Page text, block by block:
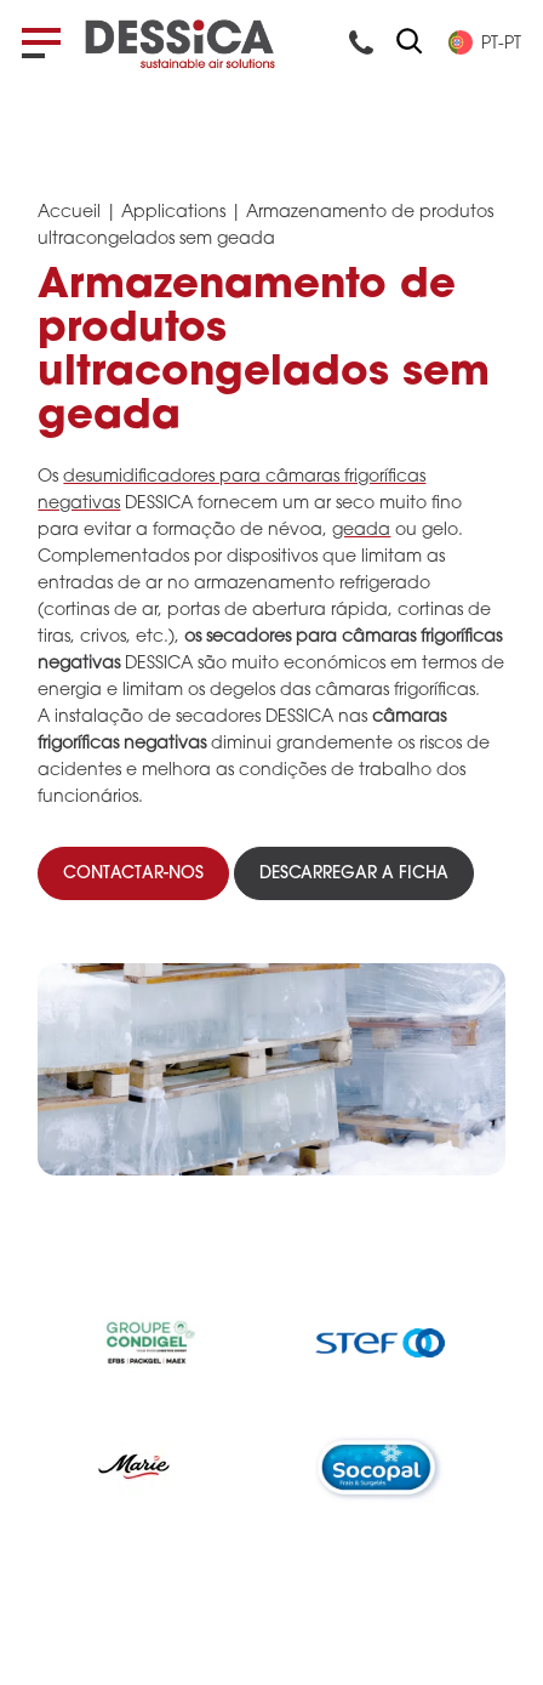
PT-PT
Accueil |Applications |Armazenamento de produtos
ultracongelados sem geada
Armazenamento de
produtos
ultracongelados sem
geada
Osdesumidificadores para câmaras frigoríficas
negativas DESSICA fornecem um ar seco muito fino
para evitar a formação de névoa,geada ou gelo.
Complementados por dispositivos que limitam as
entradas de ar no armazenamento refrigerado
(cortinas de ar, portas de abertura rápida, cortinas de
tiras, crivos, etc.),os secadores para câmaras frigoríficas
negativasDESSICA são muito económicos em termos de
energia e limitam os degelos das câmaras frigoríficas.
A instalação de secadores DESSICA nascâmaras
frigoríficas negativasdiminui grandemente os riscos de
acidentes e melhora as condições de trabalho dos
funcionários.
CONTACTAR-NOS DESCARREGAR A FICHA